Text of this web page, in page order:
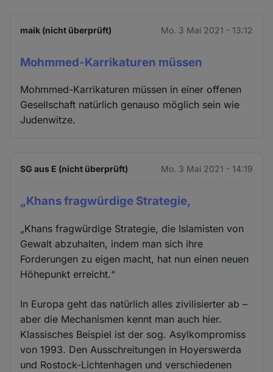
maik (nicht überprüft) Mo. 3 Mai 2021 - 13:12
Mohmmed-Karrikaturen müssen
Mohmmed-Karrikaturen müssen in einer offenen
Gesellschaft natürlich genauso möglich sein wie
Judenwitze.
SG aus E (nicht überprüft) Mo. 3 Mai 2021 - 14:19
„Khans fragwürdige Strategie,
„Khans fragwürdige Strategie, die Islamisten von
Gewalt abzuhalten, indem man sich ihre
Forderungen zu eigen macht, hat nun einen neuen
Höhepunkt erreicht.“
In Europa geht das natürlich alles zivilisierter ab –
aber die Mechanismen kennt man auch hier.
Klassisches Beispiel ist der sog. Asylkompromiss
von 1993. Den Ausschreitungen in Hoyerswerda
und Rostock-Lichtenhagen und verschiedenen